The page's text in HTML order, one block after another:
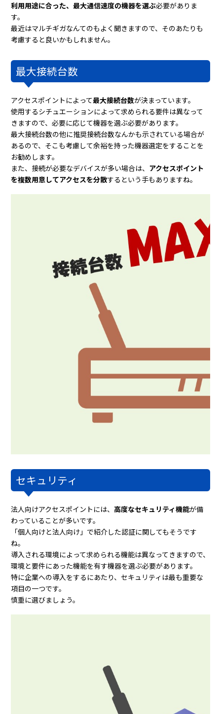
利用用途に合った、最大通信速度の機器を選ぶ必要がありま
す。
最近はマルチギガなんてのもよく聞きますので、そのあたりも
考慮すると良いかもしれません。
最大接続台数
アクセスポイントによって最大接続台数が決まっています。
使用するシチュエーションによって求められる要件は異なって
きますので、必要に応じて機器を選ぶ必要があります。
最大接続台数の他に推奨接続台数なんかも示されている場合が
あるので、そこも考慮して余裕を持った機器選定をすることを
お勧めします。
また、接続が必要なデバイスが多い場合は、 アクセスポイント
を複数用意してアクセスを分散するという手もありますね。
セキュリティ
法人向けアクセスポイントには、高度なセキュリティ機能が備
わっていることが多いです。
「個人向けと法人向け」で紹介した認証に関してもそうです
ね。
導入される環境によって求められる機能は異なってきますので、
環境と要件にあった機能を有す機器を選ぶ必要があります。
特に企業への導入をするにあたり、セキュリティは最も重要な
項目の一つです。
慎重に選びましょう。